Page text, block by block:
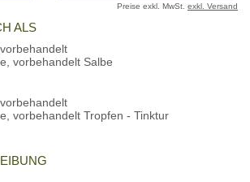
Preise exkl. MwSt. exkl. Versand
ALS